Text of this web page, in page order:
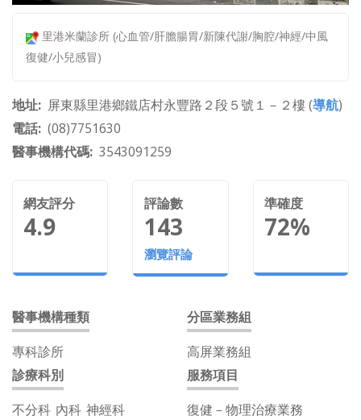
里港米蘭診所 (心血管/肝膽腸胃/新陳代謝/胸腔/神經/中風
復健/小兒感冒)
地址 屏東縣里港鄉鐵店村永豐路２段５號１－２樓 (導航)
電話 (08)7751630
醫事機構代碼 3543091259
網友評分
4.9
評論數
143
瀏覽評論
準確度
72%
醫事機構種類
專科診所
分區業務組
高屏業務組
診療科別
不分科 內科 神經科
服務項目
復健－物理治療業務